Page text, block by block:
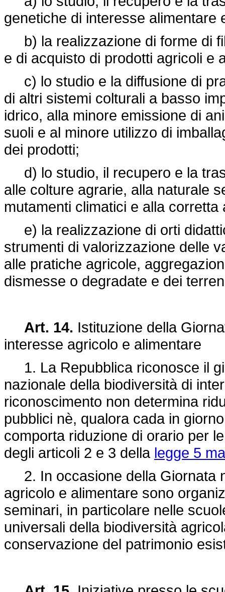
genetiche di interesse alimentare
b) la realizzazione di forme di
e di acquisto di prodotti agricoli e
c) lo studio e la diffusione di
di altri sistemi colturali a basso
idrico, alla minore emissione di
suoli e al minore utilizzo di
dei prodotti;
d) lo studio, il recupero e la
alle colture agrarie, alla naturale
mutamenti climatici e alla corretta
e) la realizzazione di orti
strumenti di valorizzazione delle
alle pratiche agricole,
dismesse o degradate e dei
Art. 14. Istituzione della
interesse agricolo e alimentare
1. La Repubblica riconosce il
nazionale della biodiversità di
riconoscimento non determina
pubblici nè, qualora cada in
comporta riduzione di orario per
degli articoli 2 e 3 della legge 5
2. In occasione della Giornata
agricolo e alimentare sono
seminari, in particolare nelle
universali della biodiversità
conservazione del patrimonio